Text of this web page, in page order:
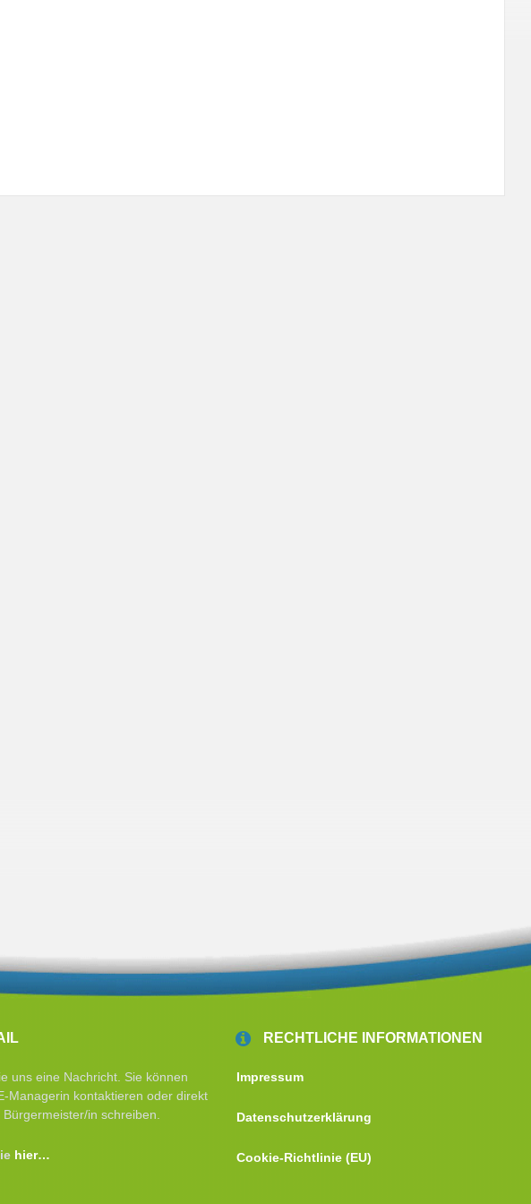
uns eine Nachricht. Sie können
Managerin kontaktieren oder direkt
in schreiben.
hier…
RECHTLICHE INFORMATIONEN
Impressum
Datenschutzerklärung
Cookie-Richtlinie (EU)